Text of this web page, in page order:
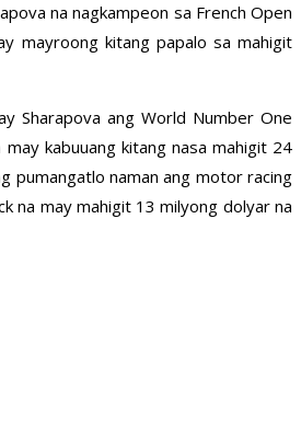
na nagkampeon sa French Open
mayroong kitang papalo sa mahigit
Sharapova ang World Number One
may kabuuang kitang nasa mahigit 24
pumangatlo naman ang motor racing
na may mahigit 13 milyong dolyar na